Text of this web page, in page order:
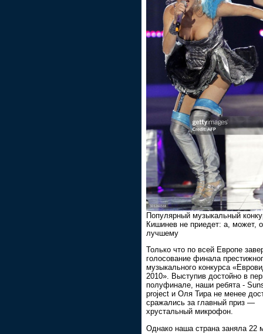
Популярный музыкальный
Кишинев не приедет: а, может,
лучшему
Только что по всей Европе
голосование финала
музыкального конкурса
2010». Выступив достойно в
полуфинале, наши ребята -
project и Оля Тира не менее
сражались за главный приз —
хрустальный микрофон.
Однако наша страна заняла 22